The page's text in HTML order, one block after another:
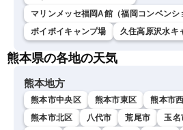
マリンメッセ福岡A館（福岡コンベンシ
ボイボイキャンプ場
久住高原沢水キ
熊本県の各地の天気
熊本地方
熊本市中央区 熊本市東区 熊本市
熊本市北区
八代市 荒尾市 玉名